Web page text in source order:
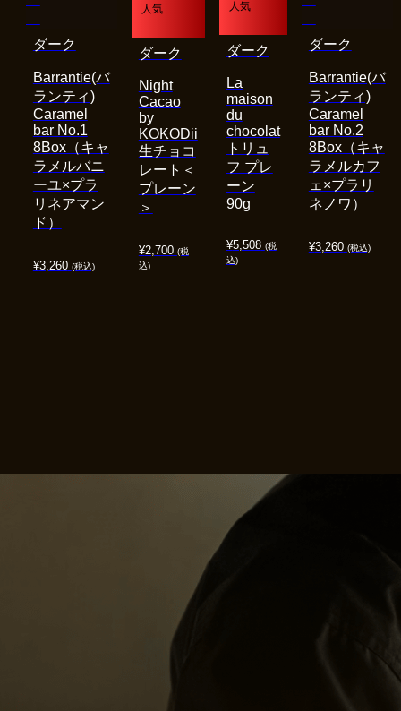
¥3,260 (税込)
Barrantie(バ
ランティ)
Caramel
bar No.1
8Box（キャ
ラメルバニ
ーユ×プラ
リネアマン
ド）
ダーク
人気
¥2,700 (税
込)
Night
Cacao
by
KOKODii
生チョコ
レート＜
プレーン
＞
ダーク
人気
¥5,508 (税
込)
La
maison
du
chocolat
トリュ
フ プレ
ーン
90g
ダーク
¥3,260 (税込)
Barrantie(バ
ランティ)
Caramel
bar No.2
8Box（キャ
ラメルカフ
ェ×プラリ
ネノワ）
ダーク